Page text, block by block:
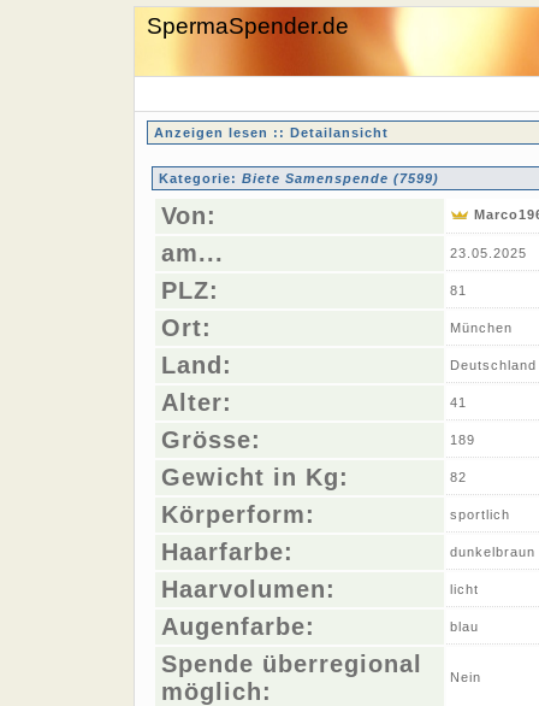
SpermaSpender.de
Anzeigen lesen :: Detailansicht
Kategorie: Biete Samenspende (7599)
Von:
am... 23.05.2025
PLZ: 81
Ort: München
Land: Deutschland
Alter: 41
Grösse: 189
Gewicht in Kg: 82
Körperform: sportlich
Haarfarbe: dunkelbraun
Haarvolumen: licht
Augenfarbe: blau
Spende überregional
möglich:
Nein